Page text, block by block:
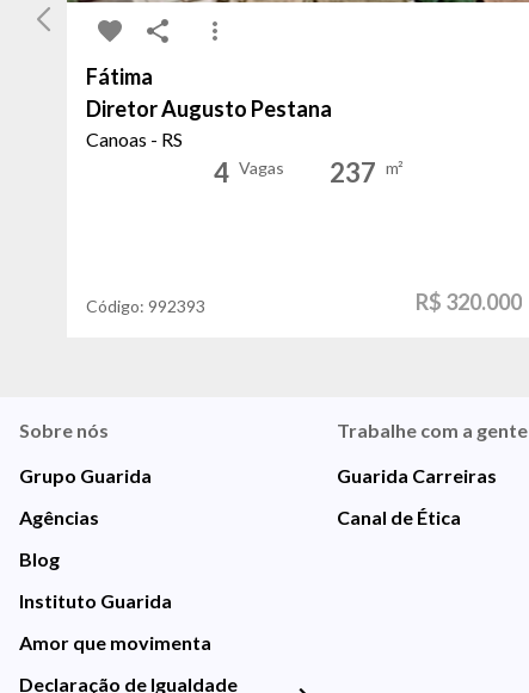
Fátima
Diretor Augusto Pestana
Canoas - RS
4 Vagas 237 m²
Código: 992393 R$ 320.000
Sobre nós
Grupo Guarida
Agências
Blog
Instituto Guarida
Amor que movimenta
Declaração de Igualdade
Trabalhe com a gente
Guarida Carreiras
Canal de Ética